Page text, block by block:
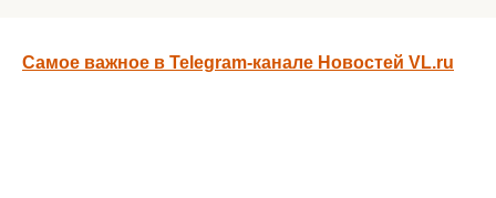
Самое важное в Telegram-канале Новостей VL.ru